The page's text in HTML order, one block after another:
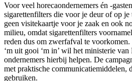
Voor veel horecaondernemers én -
sigarettenfilters die voor je deur of op je
geen visitekaartje voor je zaak en ook
milieu, omdat sigarettenfilters
reden dus om zwerfafval te voorkomen.
‘m uit gooi ‘m in’ wil het ministerie
ondernemers hierbij helpen. De
met praktische communicatiemiddelen,
gebruiken.